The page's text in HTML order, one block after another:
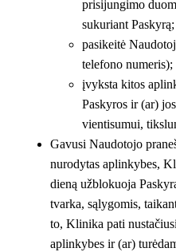
prisijungimo
sukuriant Paskyrą;
pasikeitė
telefono numeris);
įvyksta kitos
Paskyros ir (ar)
vientisumui,
Gavusi Naudotojo
nurodytas aplinkybes,
dieną užblokuoja
tvarka, sąlygomis,
to, Klinika pati
aplinkybes ir (ar)